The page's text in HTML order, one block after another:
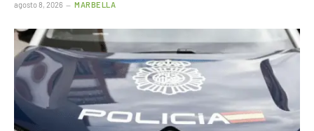
agosto 8, 2026 MARBELLA